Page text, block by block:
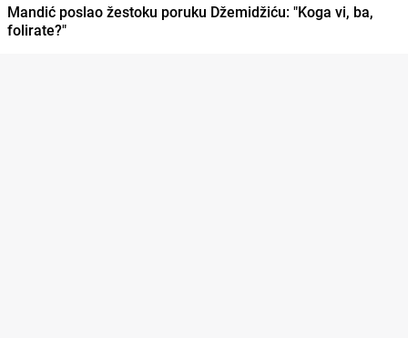
Mandić poslao žestoku poruku Džemidžiću: "Koga vi, ba,
folirate?"